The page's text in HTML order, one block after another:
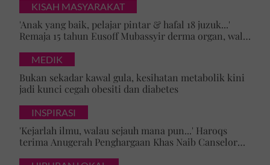
KISAH MASYARAKAT
'Anak yang baik, pelajar pintar & hafal 18 juzuk...'
Remaja 15 tahun Eusoff Mubassyir derma organ, walk
MEDIK
Bukan sekadar kawal gula, kesihatan metabolik kini
jadi kunci cegah obesiti dan diabetes
INSPIRASI
'Kejarlah ilmu, walau sejauh mana pun...' Haroqs
terima Anugerah Penghargaan Khas Naib Canselor